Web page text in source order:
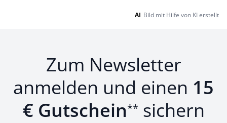
AI Bild mit Hilfe von KI erstellt
Zum Newsletter
anmelden und einen 15
€ Gutschein** sichern